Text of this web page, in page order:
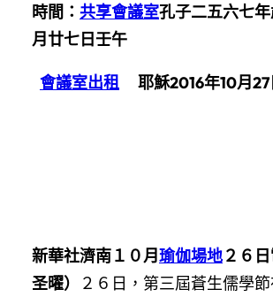
時間： 共享會議室孔子二五六七
月廿七日壬午
會議室出租 耶穌2016年10月27
新華社濟南１０月瑜伽場地２６
圣曜）
２６日，第三屆蒼生儒學